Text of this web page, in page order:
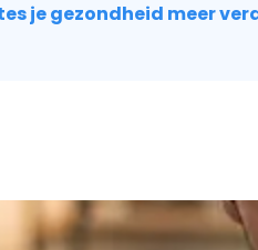
je gezondheid meer
ARTICLE